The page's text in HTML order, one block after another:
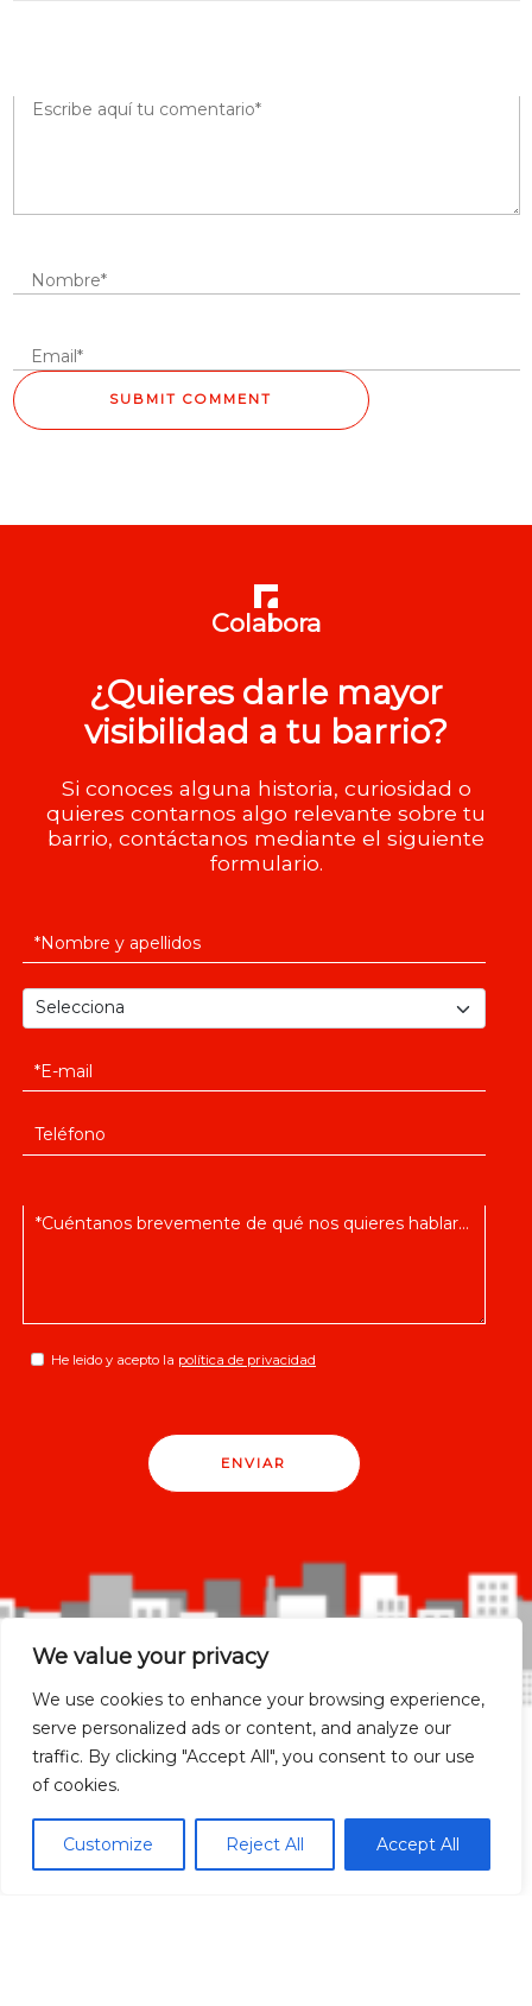
We value your privacy
We use cookies to enhance your browsing experience,
serve personalized ads or content, and analyze our
traffic. By clicking "Accept All", you consent to our use
of cookies.
Customize Reject All Accept All
Colabora
¿Quieres darle mayor
visibilidad a tu barrio?
Si conoces alguna historia, curiosidad o
quieres contarnos algo relevante sobre tu
barrio, contáctanos mediante el siguiente
formulario.
He leido y acepto la política de privacidad
ENVIAR
Madrid localidades